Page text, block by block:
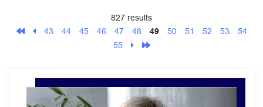
827 results
43
44 45 46 47 48 49 50 51 52 53
54
55